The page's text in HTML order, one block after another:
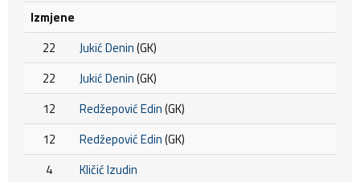
Izmjene
22
Jukić Denin(GK)
22
Jukić Denin(GK)
12
Redžepović Edin(GK)
12
Redžepović Edin(GK)
4
Kličić Izudin